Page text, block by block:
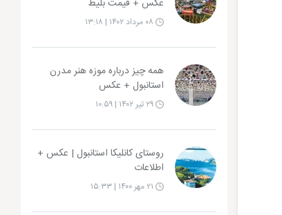
همه چیز درباره موزه هنر مدرن
استانبول + عکس
۲۹ تیر ۱۴۰۲ | ۱۰:۵۹
روستای کانلیکا استانبول | عکس +
اطلاعات